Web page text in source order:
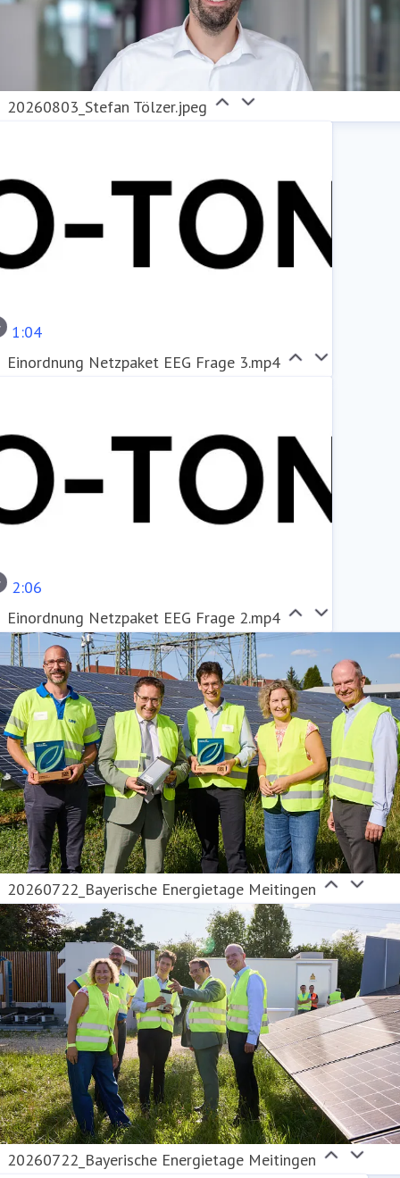
20260803_Stefan Tölzer.jpeg
1:04
Einordnung Netzpaket EEG Frage 3.mp4
2:06
Einordnung Netzpaket EEG Frage 2.mp4
20260722_Bayerische Energietage Meitingen
20260722_Bayerische Energietage Meitingen